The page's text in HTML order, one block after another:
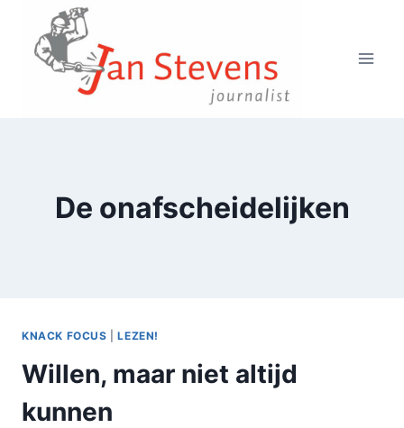
Doorgaan
inhoud
De onafscheidelijken
KNACK FOCUS |LEZEN!
Willen, maar niet altijd
kunnen